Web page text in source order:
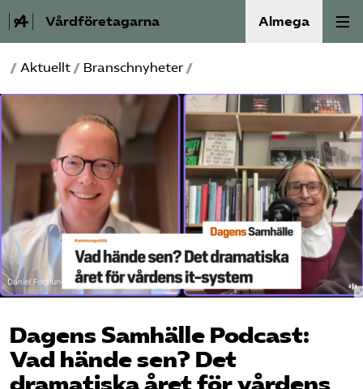
Vårdföretagarna Almega
Välfärdskriminalitet
Valmanifest
Medlemskap
Aktiviteter
Våra frågor
Om oss
Kontakt
Pressrum
/ Aktuellt / Branschnyheter /
Dagens Samhälle Podcast:
Vad hände sen? Det